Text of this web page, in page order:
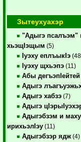
Зытеухуахэр
"Адыгэ псалъэм"
хьэщIэщым (5)
Iуэху еплъыкIэ
Iуэху щхьэпэ (11)
Абы дегъэпIейтей
Адыгэ
Адыгэ хабзэ (7)
Адыгэ
Адыгэбзэм и
ирихьэлIэу (11)
Адыгэбзэр ядж (4)